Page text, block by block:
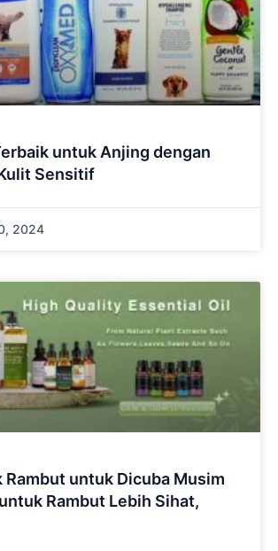
untuk Anjing dengan
Sensitif
2024
Rambut untuk Dicuba Musim
Rambut Lebih Sihat,